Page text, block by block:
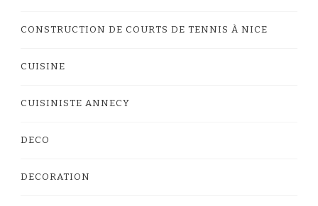
CONSTRUCTION DE COURTS DE TENNIS À NICE
CUISINE
CUISINISTE ANNECY
DECO
DECORATION